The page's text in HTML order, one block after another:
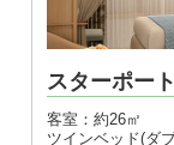
スターポー
客室：約26㎡
ツインベッド(ダ